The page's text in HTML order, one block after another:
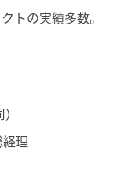
トの実績多数。
理